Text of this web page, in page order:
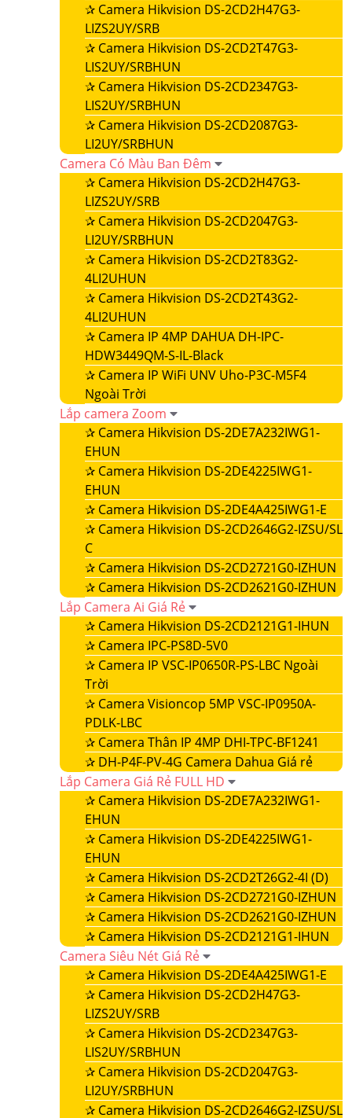
✰ Camera Hikvision DS-2CD2H47G3-
LIZS2UY/SRB
✰ Camera Hikvision DS-2CD2T47G3-
LIS2UY/SRBHUN
✰ Camera Hikvision DS-2CD2347G3-
LIS2UY/SRBHUN
✰ Camera Hikvision DS-2CD2087G3-
LI2UY/SRBHUN
Camera Có Màu Ban Đêm
✰ Camera Hikvision DS-2CD2H47G3-
LIZS2UY/SRB
✰ Camera Hikvision DS-2CD2047G3-
LI2UY/SRBHUN
✰ Camera Hikvision DS-2CD2T83G2-
4LI2UHUN
✰ Camera Hikvision DS-2CD2T43G2-
4LI2UHUN
✰ Camera IP 4MP DAHUA DH-IPC-
HDW3449QM-S-IL-Black
✰ Camera IP WiFi UNV Uho-P3C-M5F4
Ngoài Trời
Lắp camera Zoom
✰ Camera Hikvision DS-2DE7A232IWG1-
EHUN
✰ Camera Hikvision DS-2DE4225IWG1-
EHUN
✰ Camera Hikvision DS-2DE4A425IWG1-E
✰ Camera Hikvision DS-2CD2646G2-IZSU/SL
C
✰ Camera Hikvision DS-2CD2721G0-IZHUN
✰ Camera Hikvision DS-2CD2621G0-IZHUN
Lắp Camera Ai Giá Rẻ
✰ Camera Hikvision DS-2CD2121G1-IHUN
✰ Camera IPC-PS8D-5V0
✰ Camera IP VSC-IP0650R-PS-LBC Ngoài
Trời
✰ Camera Visioncop 5MP VSC-IP0950A-
PDLK-LBC
✰ Camera Thân IP 4MP DHI-TPC-BF1241
✰ DH-P4F-PV-4G Camera Dahua Giá rẻ
Lắp Camera Giá Rẻ FULL HD
✰ Camera Hikvision DS-2DE7A232IWG1-
EHUN
✰ Camera Hikvision DS-2DE4225IWG1-
EHUN
✰ Camera Hikvision DS-2CD2T26G2-4I (D)
✰ Camera Hikvision DS-2CD2721G0-IZHUN
✰ Camera Hikvision DS-2CD2621G0-IZHUN
✰ Camera Hikvision DS-2CD2121G1-IHUN
Camera Siêu Nét Giá Rẻ
✰ Camera Hikvision DS-2DE4A425IWG1-E
✰ Camera Hikvision DS-2CD2H47G3-
LIZS2UY/SRB
✰ Camera Hikvision DS-2CD2347G3-
LIS2UY/SRBHUN
✰ Camera Hikvision DS-2CD2047G3-
LI2UY/SRBHUN
✰ Camera Hikvision DS-2CD2646G2-IZSU/SL